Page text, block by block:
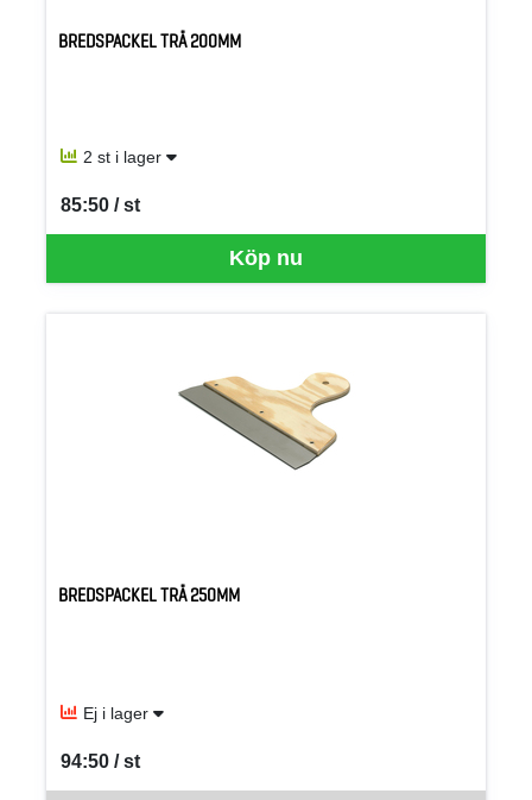
BREDSPACKEL TRÄ 200MM
2 st i lager
Köp nu
85:50 / st
SEK per ST
BREDSPACKEL TRÄ 250MM
Ej i lager
94:50 / st
SEK per ST